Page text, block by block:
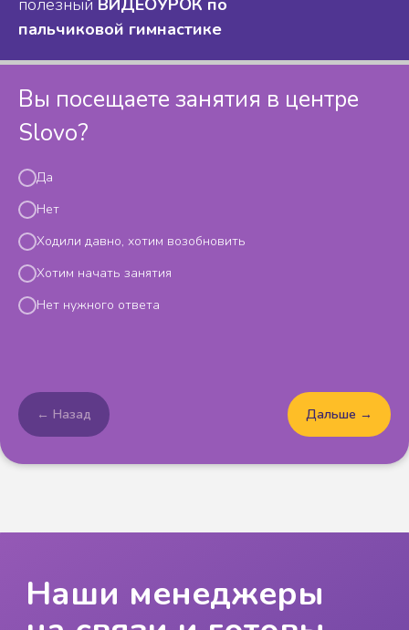
полезный ВИДЕОУРОК по
пальчиковой гимнастике
Вы посещаете занятия в центре
Slovo?
Да
Нет
Ходили давно, хотим возобновить
Хотим начать занятия
Нет нужного ответа
← Назад Дальше →